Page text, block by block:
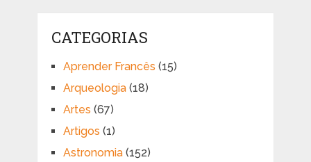
CATEGORIAS
Aprender Francês (15)
Arqueologia(18)
Artes (67)
Artigos (1)
Astronomia(152)